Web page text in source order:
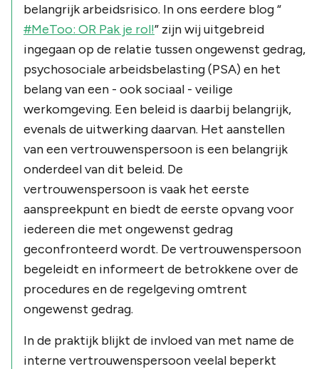
belangrijk arbeidsrisico. In ons eerdere blog “
#MeToo: OR Pak je rol!” zijn wij uitgebreid
ingegaan op de relatie tussen ongewenst gedrag,
psychosociale arbeidsbelasting (PSA) en het
belang van een - ook sociaal - veilige
werkomgeving. Een beleid is daarbij belangrijk,
evenals de uitwerking daarvan. Het aanstellen
van een vertrouwenspersoon is een belangrijk
onderdeel van dit beleid. De
vertrouwenspersoon is vaak het eerste
aanspreekpunt en biedt de eerste opvang voor
iedereen die met ongewenst gedrag
geconfronteerd wordt. De vertrouwenspersoon
begeleidt en informeert de betrokkene over de
procedures en de regelgeving omtrent
ongewenst gedrag.
In de praktijk blijkt de invloed van met name de
interne vertrouwenspersoon veelal beperkt